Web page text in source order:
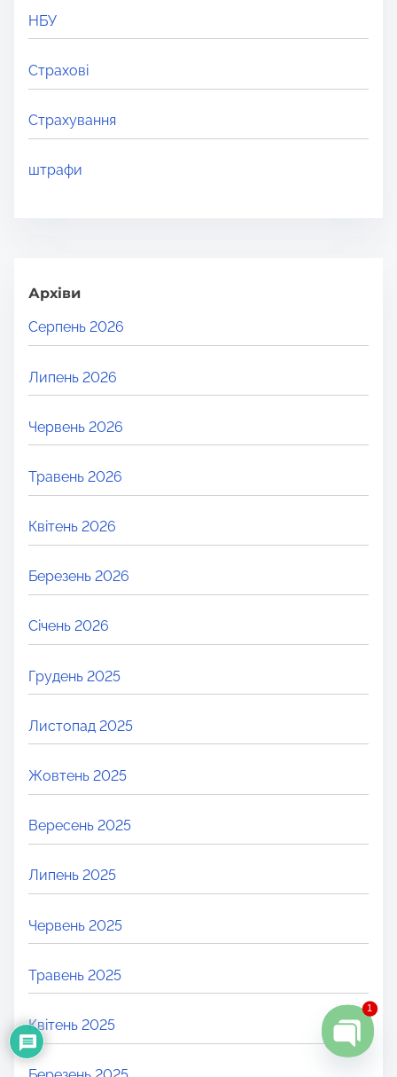
НБУ
Страхові
Страхування
штрафи
Архіви
Серпень 2026
Липень 2026
Червень 2026
Травень 2026
Квітень 2026
Березень 2026
Січень 2026
Грудень 2025
Листопад 2025
Жовтень 2025
Вересень 2025
Липень 2025
Червень 2025
Травень 2025
Квітень 2025
1